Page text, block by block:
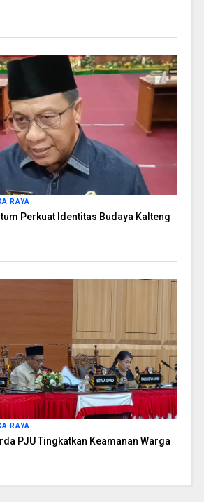
RAYA
Perkuat Identitas Budaya Kalteng
RAYA
PJU Tingkatkan Keamanan Warga